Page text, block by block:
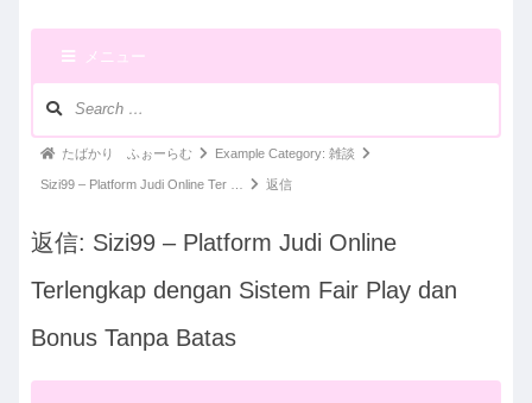
メニュー
ゲ
シ
ン：
パ
ン
ず
たばかり ふぉーらむ Example Category: 雑談
Sizi99 – Platform Judi Online Ter … 返信
返信: Sizi99 – Platform Judi Online
Terlengkap dengan Sistem Fair Play dan
Bonus Tanpa Batas